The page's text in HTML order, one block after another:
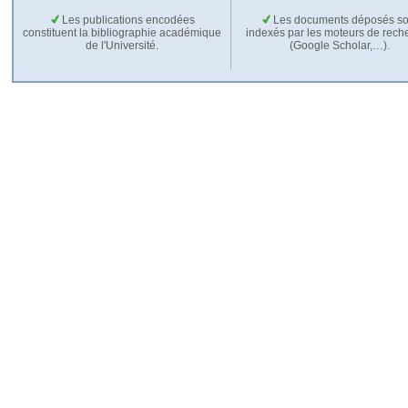
Les publications encodées
constituent la bibliographie académique
de l'Université.
Les documents déposés
indexés par les moteurs de
(Google Scholar,…).